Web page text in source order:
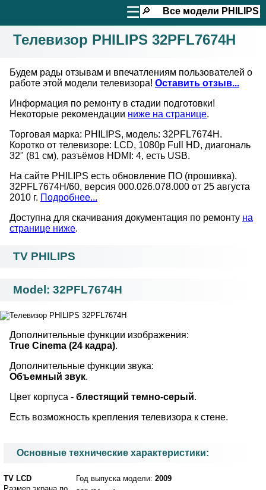
☰ 🔎 Все модели PHILIPS
Телевизор PHILIPS 32PFL7674H
Будем рады отзывам и впечатлениям пользователей о
работе этой модели телевизора! Оставить отзыв...
Информация по ремонту в стадии подготовки!
Некоторые рекомендации ниже на странице.
Торговая марка: PHILIPS, модель: 32PFL7674H.
Коротко от телевизоре: LCD, 1080p Full HD, диагональ
32" (81 см), разъёмов HDMI: 4, есть USB.
На сайте PHILIPS есть обновление ПО (прошивка).
32PFL7674H/60, версия 000.026.078.000 от 25 августа
2010 г. Подробнее...
Доступна для скачивания документация по ремонту на
странице ниже.
TV PHILIPS
Model: 32PFL7674H
Дополнительные функции изображения:
True Cinema (24 кадра).
Дополнительные функции звука:
Объемный звук.
Цвет корпуса - блестящий темно-серый.
Есть возможность крепления телевизора к стене.
Основные технические характеристики:
TV LCD Год выпуска модели:2009